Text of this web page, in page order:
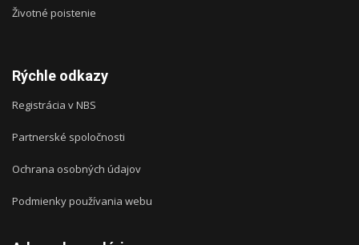
Životné poistenie
Rýchle odkazy
Registrácia v NBS
Partnerské spoločnosti
Ochrana osobných údajov
Podmienky používania webu